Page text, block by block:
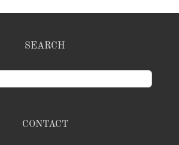
SEARCH
CONTACT